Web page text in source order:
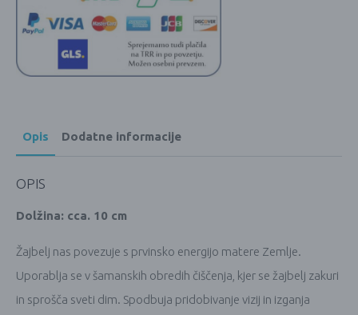
Opis Dodatne informacije
OPIS
Dolžina: cca. 10 cm
Žajbelj nas povezuje s prvinsko energijo matere Zemlje.
Uporablja se v šamanskih obredih čiščenja, kjer se žajbelj zakuri
in sprošča sveti dim. Spodbuja pridobivanje vizij in izganja